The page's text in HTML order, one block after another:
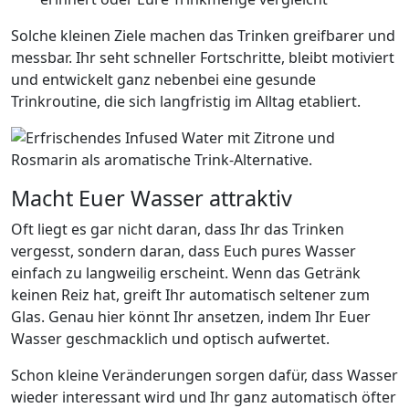
Solche kleinen Ziele machen das Trinken greifbarer und
messbar. Ihr seht schneller Fortschritte, bleibt motiviert
und entwickelt ganz nebenbei eine gesunde
Trinkroutine, die sich langfristig im Alltag etabliert.
Macht Euer Wasser attraktiv
Oft liegt es gar nicht daran, dass Ihr das Trinken
vergesst, sondern daran, dass Euch pures Wasser
einfach zu langweilig erscheint. Wenn das Getränk
keinen Reiz hat, greift Ihr automatisch seltener zum
Glas. Genau hier könnt Ihr ansetzen, indem Ihr Euer
Wasser geschmacklich und optisch aufwertet.
Schon kleine Veränderungen sorgen dafür, dass Wasser
wieder interessant wird und Ihr ganz automatisch öfter